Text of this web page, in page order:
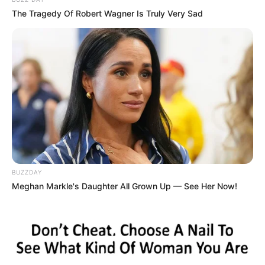
παραδειγματίστηκαν από τις πολυετείς
καθείρξεις όσων έχουν ήδη καταδικαστεί.
«Αυτοί που έκαναν τις εμπρηστικές επιθέσεις
στη Θεσσαλονίκη είναι ανόητοι και
αυστηρή τιμωρία, σύλληψη και παράδοση στη
δικαιοσύνη», σημείωσε ο Υπουργός
The Tragedy Of Robert Wagner Is Truly Very Sad
BUZZDAY
Meghan Markle's Daughter All Grown Up — See Her Now!